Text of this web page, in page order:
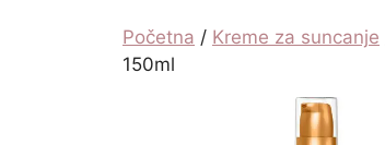
Početna / Kreme za suncanje
150ml